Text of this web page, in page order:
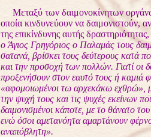
Μεταξύ των δαιμονοκίνητων
οποία κινδυνεύουν να δαιμονιστούν,
της επικίνδυνης αυτής
ο Άγιος Γρηγόριος ο Παλαμάς τους
σατανά, βρίσκει τους δεύτερους κατά
και την προσοχή των πολλών. Γιατί οι
προξενήσουν στον εαυτό τους ή καμιά
«αφομοιωμένοι τω αρχεκάκω εχθρώ»,
την ψυχή τους και τις ψυχές εκείνων
δαιμονισμένοι κάποτε, με το θάνατο
ενώ όσοι αμετανόητα αμαρτάνουν
αναπόβλητη».